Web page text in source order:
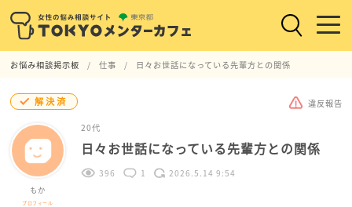
お悩み相談掲示板 仕事 日々お世話になっている先輩方との関係
解決済 違反報告
もか
プロフィール
20代
日々お世話になっている先輩方との関係
396 1 2026.5.14 9:54